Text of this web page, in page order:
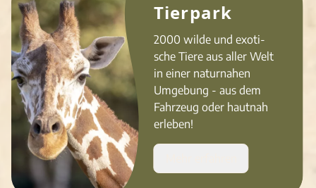
Tierpark
2000 wilde und exo­ti­
sche Tiere aus aller Welt
in einer natur­na­hen
Umge­bung - aus dem
Fahrzeug oder hautnah
erleben!